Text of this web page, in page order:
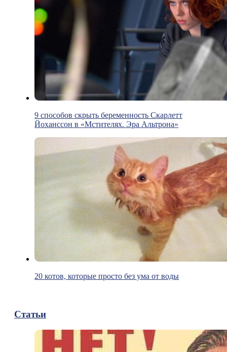
9 способов скрыть беременность Скарлетт
Йоханссон в «Мстителях. Эра Альтрона»
20 котов, которые просто без ума от воды
Статьи